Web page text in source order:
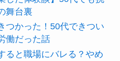
舞台裏
つかった！50代できつい
働だった話
ると職場にバレる？やめ